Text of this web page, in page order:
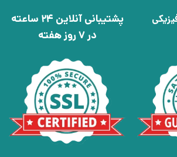
پشتیبانی آنلاین 24 ساعته
در 7 روز هفته